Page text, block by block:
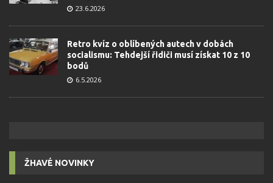
23.6.2026
Retro kvíz o oblíbených autech v dobách
socialismu: Tehdejší řidiči musí získat 10 z 10
bodů
6.5.2026
ŽHAVÉ NOVINKY